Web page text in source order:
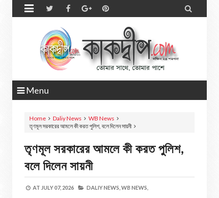
 
Menu
Home Daliy News
WB News
তৃণমূল সরকারের আমলে কী করত পুলিশ, বলে দিলেন সায়নী
তৃণমূল সরকারের আমলে কী করত পুলিশ,
বলে দিলেন সায়নী
AT JULY 07, 2026 DALIY NEWS, WB NEWS,